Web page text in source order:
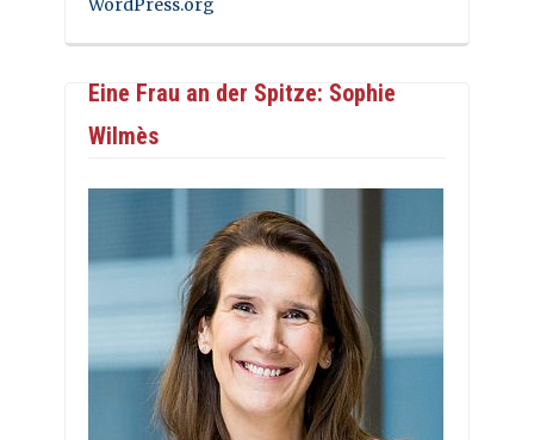
WordPress.org
Eine Frau an der Spitze: Sophie
Wilmès